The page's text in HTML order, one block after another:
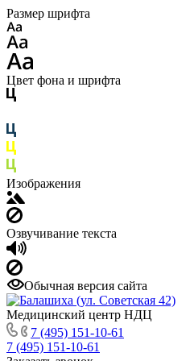
Размер шрифта
Цвет фона и шрифта
Изображения
Озвучивание текста
Обычная версия сайта
Медицинский центр НДЦ
7 (495) 151-10-61
7 (495) 151-10-61